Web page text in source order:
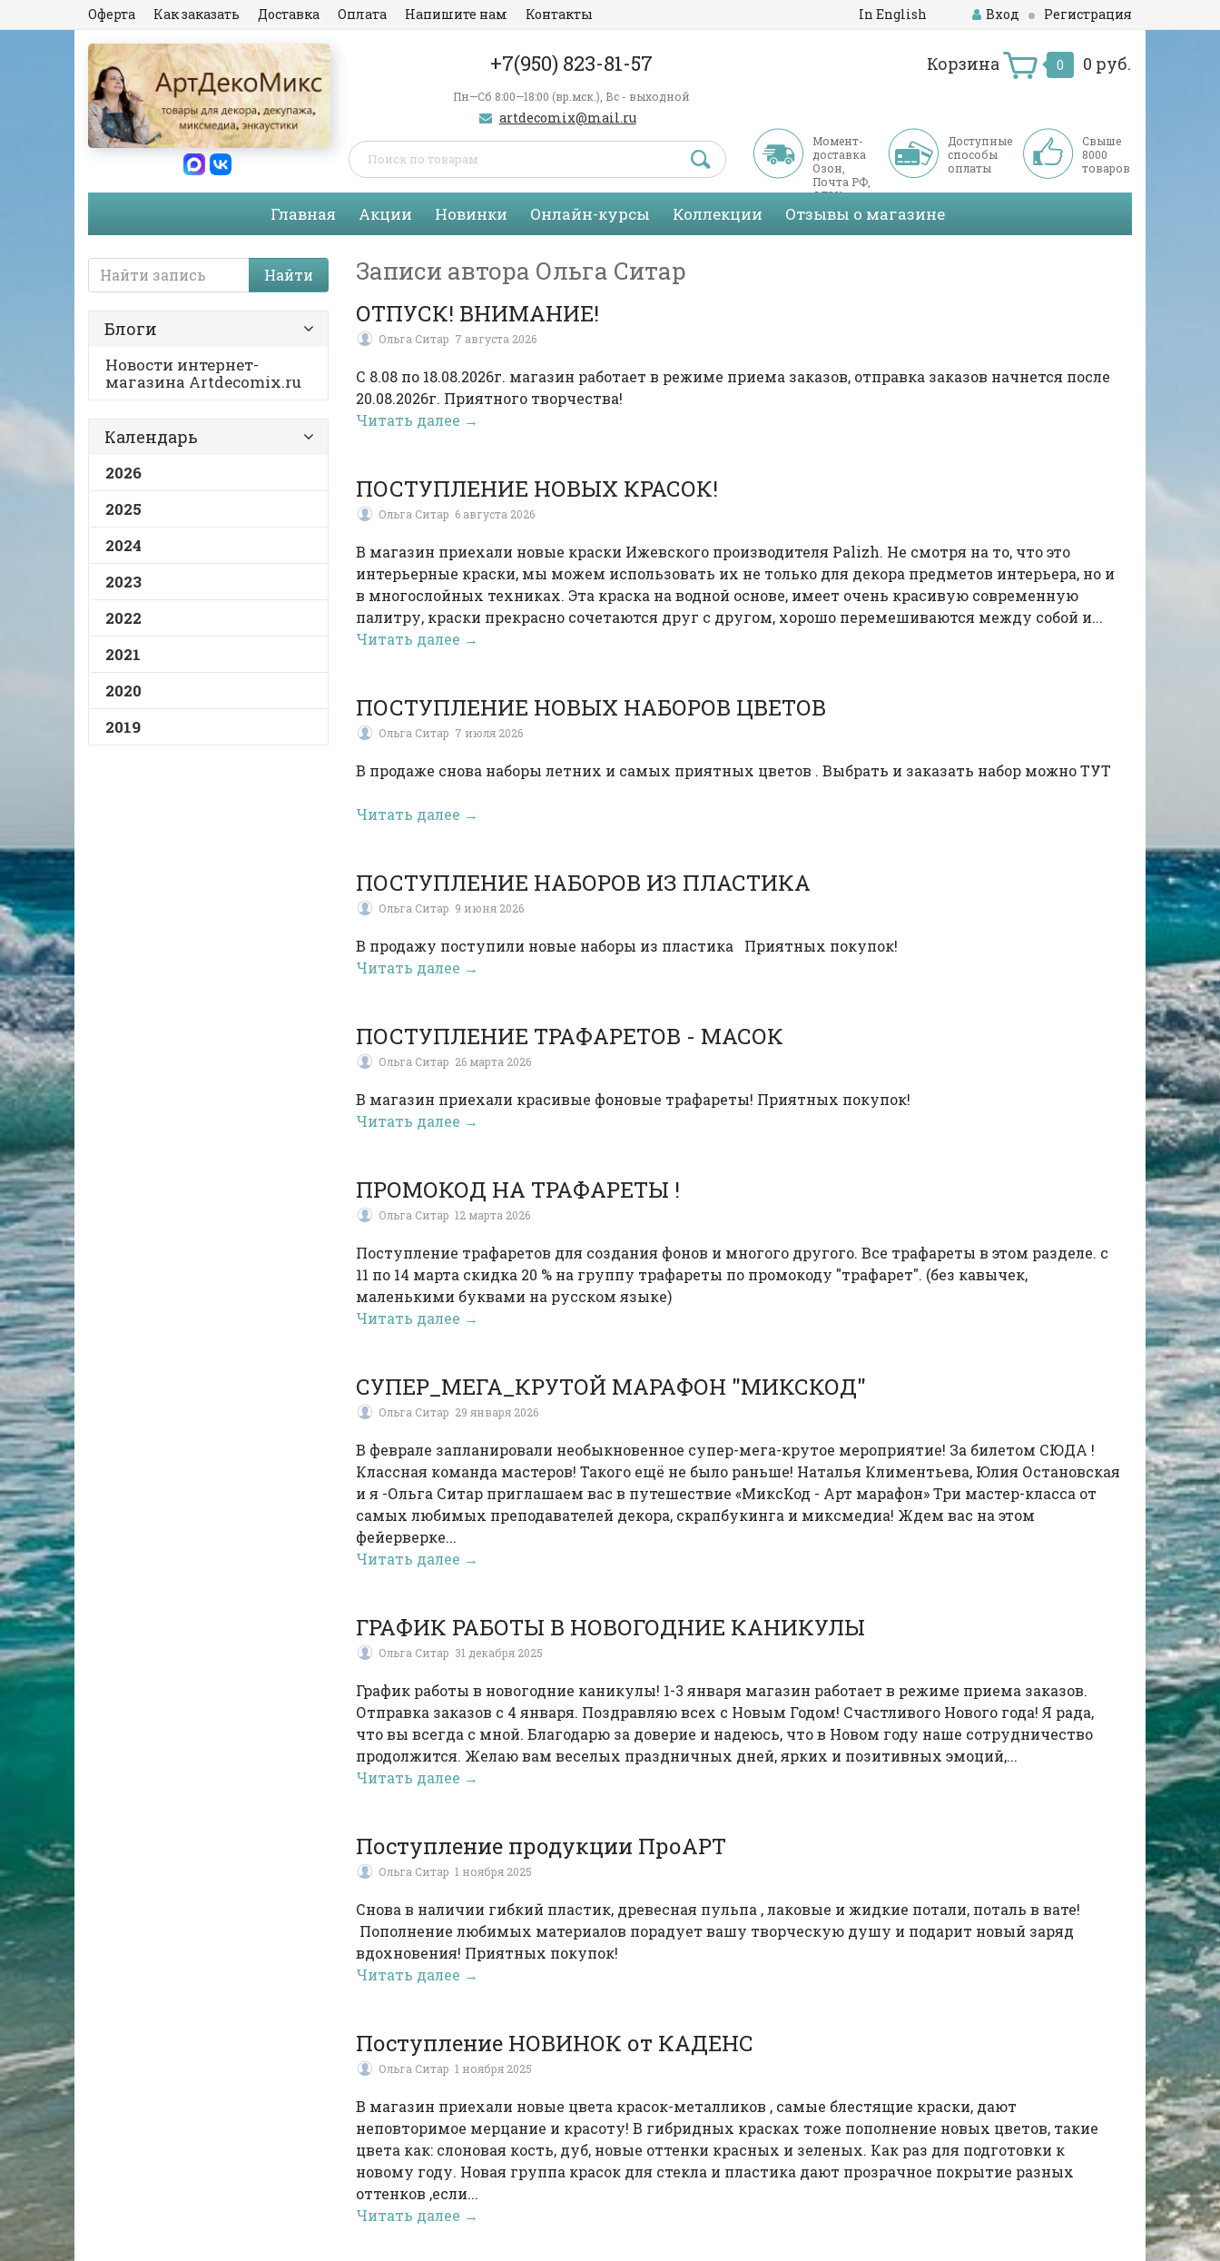
Оферта Как заказать Доставка Оплата Напишите нам Контакты In English Вход Регистрация
+7(950) 823-81-57
Пн—Сб 8:00—18:00 (вр.мск.), Вс - выходной
artdecomix@mail.ru
Корзина 0 0 руб.
Момент-
доставка
Озон,
Почта РФ,
СДЭК
Доступные
способы
оплаты
Свыше
8000
товаров
Главная Акции Новинки Онлайн-курсы Коллекции Отзывы о магазине
Найти
Блоги
Новости интернет-
магазина Artdecomix.ru
Календарь
2026
2025
2024
2023
2022
2021
2020
2019
Записи автора Ольга Ситар
ОТПУСК! ВНИМАНИЕ!
Ольга Ситар 7 августа 2026
С 8.08 по 18.08.2026г. магазин работает в режиме приема заказов, отправка заказов начнется после
20.08.2026г. Приятного творчества!
Читать далее →
ПОСТУПЛЕНИЕ НОВЫХ КРАСОК!
Ольга Ситар 6 августа 2026
В магазин приехали новые краски Ижевского производителя Palizh. Не смотря на то, что это
интерьерные краски, мы можем использовать их не только для декора предметов интерьера, но и
в многослойных техниках. Эта краска на водной основе, имеет очень красивую современную
палитру, краски прекрасно сочетаются друг с другом, хорошо перемешиваются между собой и...
Читать далее →
ПОСТУПЛЕНИЕ НОВЫХ НАБОРОВ ЦВЕТОВ
Ольга Ситар 7 июля 2026
В продаже снова наборы летних и самых приятных цветов . Выбрать и заказать набор можно ТУТ
Читать далее →
ПОСТУПЛЕНИЕ НАБОРОВ ИЗ ПЛАСТИКА
Ольга Ситар 9 июня 2026
В продажу поступили новые наборы из пластика Приятных покупок!
Читать далее →
ПОСТУПЛЕНИЕ ТРАФАРЕТОВ - МАСОК
Ольга Ситар 26 марта 2026
В магазин приехали красивые фоновые трафареты! Приятных покупок!
Читать далее →
ПРОМОКОД НА ТРАФАРЕТЫ !
Ольга Ситар 12 марта 2026
Поступление трафаретов для создания фонов и многого другого. Все трафареты в этом разделе. с
11 по 14 марта скидка 20 % на группу трафареты по промокоду "трафарет". (без кавычек,
маленькими буквами на русском языке)
Читать далее →
СУПЕР_МЕГА_КРУТОЙ МАРАФОН "МИКСКОД"
Ольга Ситар 29 января 2026
В феврале запланировали необыкновенное супер-мега-крутое мероприятие! За билетом СЮДА !
Классная команда мастеров! Такого ещё не было раньше! Наталья Климентьева, Юлия Остановская
и я -Ольга Ситар приглашаем вас в путешествие «МиксКод - Арт марафон» Три мастер-класса от
самых любимых преподавателей декора, скрапбукинга и миксмедиа! Ждем вас на этом
фейерверке...
Читать далее →
ГРАФИК РАБОТЫ В НОВОГОДНИЕ КАНИКУЛЫ
Ольга Ситар 31 декабря 2025
График работы в новогодние каникулы! 1-3 января магазин работает в режиме приема заказов.
Отправка заказов с 4 января. Поздравляю всех с Новым Годом! Счастливого Нового года! Я рада,
что вы всегда с мной. Благодарю за доверие и надеюсь, что в Новом году наше сотрудничество
продолжится. Желаю вам веселых праздничных дней, ярких и позитивных эмоций,...
Читать далее →
Поступление продукции ПроАРТ
Ольга Ситар 1 ноября 2025
Снова в наличии гибкий пластик, древесная пульпа , лаковые и жидкие потали, поталь в вате!
Пополнение любимых материалов порадует вашу творческую душу и подарит новый заряд
вдохновения! Приятных покупок!
Читать далее →
Поступление НОВИНОК от КАДЕНС
Ольга Ситар 1 ноября 2025
В магазин приехали новые цвета красок-металликов , самые блестящие краски, дают
неповторимое мерцание и красоту! В гибридных красках тоже пополнение новых цветов, такие
цвета как: слоновая кость, дуб, новые оттенки красных и зеленых. Как раз для подготовки к
новому году. Новая группа красок для стекла и пластика дают прозрачное покрытие разных
оттенков ,если...
Читать далее →